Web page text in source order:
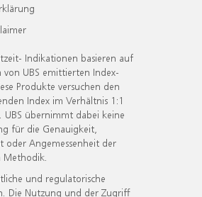
Indikationen basieren auf
UBS emittierten Index-
Produkte versuchen den
Index im Verhältnis 1:1
UBS übernimmt dabei keine
für die Genauigkeit,
oder Angemessenheit der
Methodik.
und regulatorische
Die Nutzung und der Zugriff